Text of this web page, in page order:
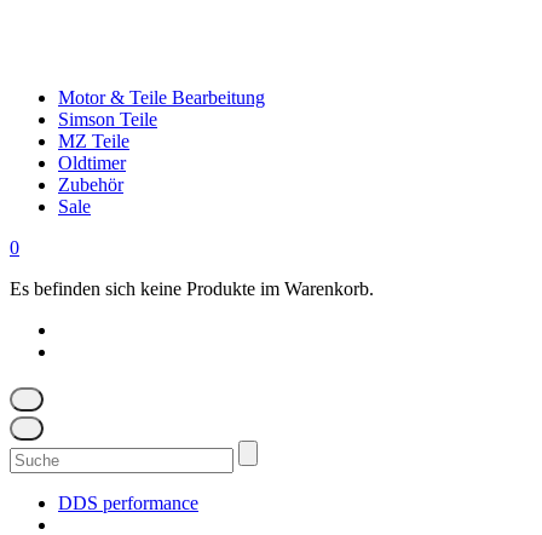
Motor & Teile Bearbeitung
Simson Teile
MZ Teile
Oldtimer
Zubehör
Sale
0
Es befinden sich keine Produkte im Warenkorb.
Suchen
nach:
DDS performance